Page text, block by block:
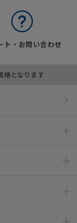
ト・お問い合わせ
格となります